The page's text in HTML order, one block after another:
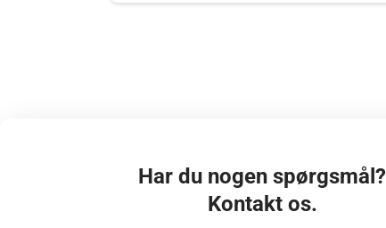
Har du nogen spørgsmål?
Kontakt os.